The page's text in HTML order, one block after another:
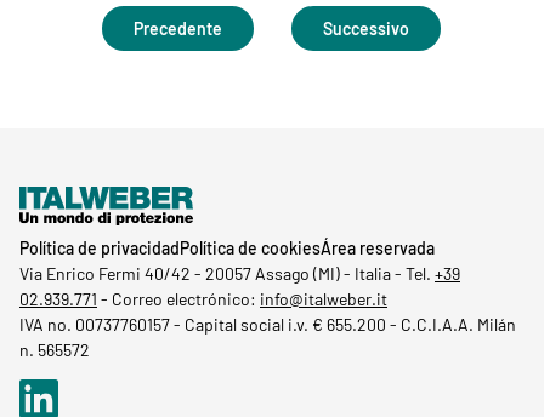
Precedente Successivo
Política de privacidadPolítica de cookiesÁrea reservada
Via Enrico Fermi 40/42 - 20057 Assago (MI) - Italia - Tel. +39
02.939.771 - Correo electrónico: info@italweber.it
IVA no. 00737760157 - Capital social i.v. € 655.200 - C.C.I.A.A. Milán
n. 565572